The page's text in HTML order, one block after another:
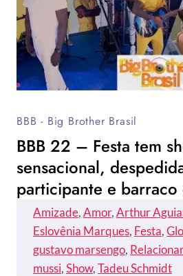
BBB - Big Brother Brasil
BBB 22 – Festa tem
sensacional,
participante e
Amizade, Amor, Arthur
Eslovênia Marques, Festa,
gustavo marsengo,
mussi, Show, Tadeu Schmidt